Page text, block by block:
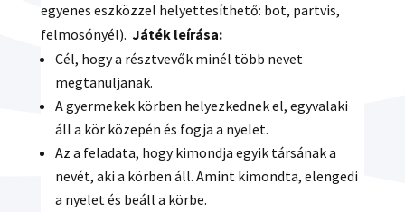
egyenes eszközzel helyettesíthető: bot, partvis,
felmosónyél). Játék leírása:
Cél, hogy a résztvevők minél több nevet
megtanuljanak.
A gyermekek körben helyezkednek el, egyvalaki
áll a kör közepén és fogja a nyelet.
Az a feladata, hogy kimondja egyik társának a
nevét, aki a körben áll. Amint kimondta, elengedi
a nyelet és beáll a körbe.